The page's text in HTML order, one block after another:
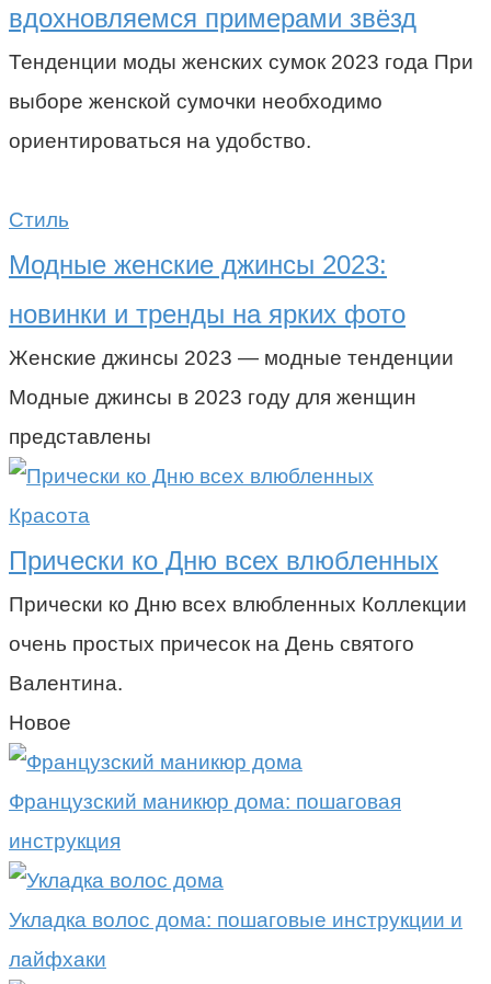
вдохновляемся примерами звёзд
Тенденции моды женских сумок 2023 года При
выборе женской сумочки необходимо
ориентироваться на удобство.
Стиль
Модные женские джинсы 2023:
новинки и тренды на ярких фото
Женские джинсы 2023 — модные тенденции
Модные джинсы в 2023 году для женщин
представлены
Красота
Прически ко Дню всех влюбленных
Прически ко Дню всех влюбленных Коллекции
очень простых причесок на День святого
Валентина.
Новое
Французский маникюр дома: пошаговая
инструкция
Укладка волос дома: пошаговые инструкции и
лайфхаки